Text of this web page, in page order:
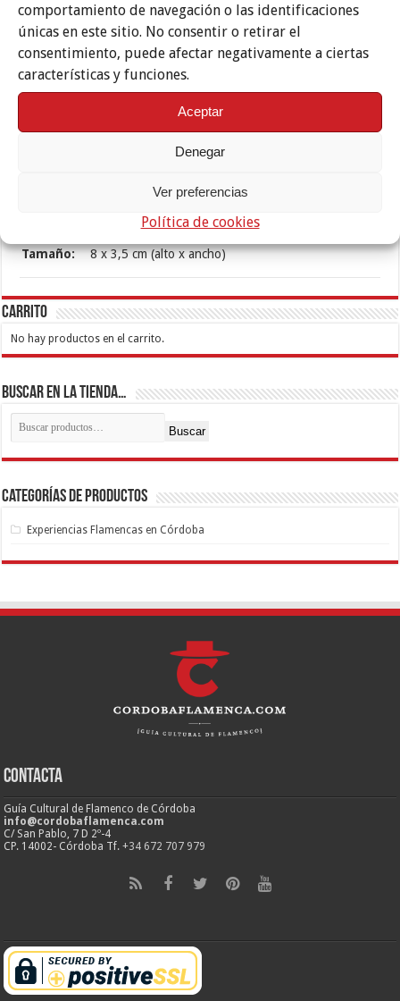
comportamiento de navegación o las identificaciones
únicas en este sitio. No consentir o retirar el
consentimiento, puede afectar negativamente a ciertas
características y funciones.
Aceptar
Denegar
Ver preferencias
Política de cookies
Este producto no está disponible porque no quedan existencias.
SKU:PEN-77
Categoría:Pendientes de Flamenca y Complementos
Información adicional
Información adicional
Rojo, Fucsia
Tamaño:
8 x 3,5 cm (alto x ancho)
Carrito
No hay productos en el carrito.
Buscar en la tienda…
Buscar
Categorías de productos
Experiencias Flamencas en Córdoba
Contacta
Guía Cultural de Flamenco de Córdoba
info@cordobaflamenca.com
C/ San Pablo, 7 D 2º-4
CP. 14002- Córdoba Tf.+34 672 707 979